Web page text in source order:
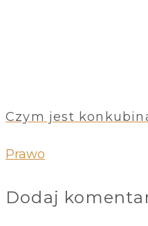
Czym jest
Prawo
Dodaj